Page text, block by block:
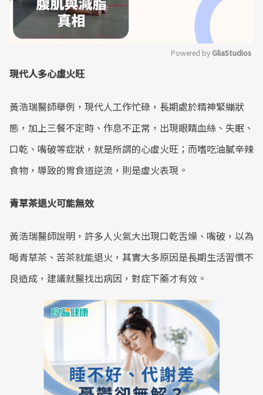
Powered by GliaStudios
現代人多心虛火旺
黃浩瑞醫師舉例，現代人工作忙碌，長期處於精神緊繃狀
態，加上三餐不定時、作息不正常，出現眼睛血絲、失眠、
口乾、嘴破等症狀，就是所謂的心虛火旺；而嗜吃油膩辛辣
食物，導致的胃食道逆流，則是虛火表現。
青草茶退火可能無效
黃浩瑞醫師說明，許多人火氣大出現口乾舌燥、嘴破，以為
喝青草茶、苦茶就能退火，其實大多原因是長期生活習慣不
良造成，建議就醫找出病因，對症下藥才有效。